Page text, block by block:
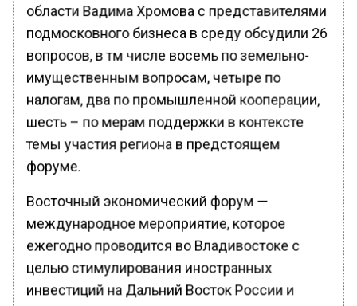
области Вадима Хромова с представителями
подмосковного бизнеса в среду обсудили 26
вопросов, в тм числе восемь по земельно-
имущественным вопросам, четыре по
налогам, два по промышленной кооперации,
шесть – по мерам поддержки в контексте
темы участия региона в предстоящем
форуме.
Восточный экономический форум —
международное мероприятие, которое
ежегодно проводится во Владивостоке с
целью стимулирования иностранных
инвестиций на Дальний Восток России и